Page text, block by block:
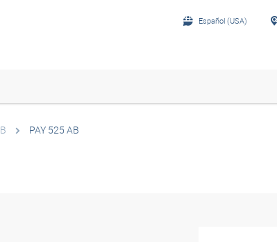
Español (USA)
PAY 525 AB